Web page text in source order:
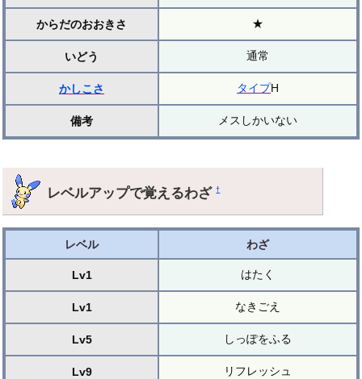
からだのおおきさ ★
いどう 通常
かしこさ タイプH
備考 メスしかいない
レベルアップで覚えるわざ†
レベル わざ
Lv1 はたく
Lv1 なきごえ
Lv5 しっぽをふる
Lv9 リフレッシュ